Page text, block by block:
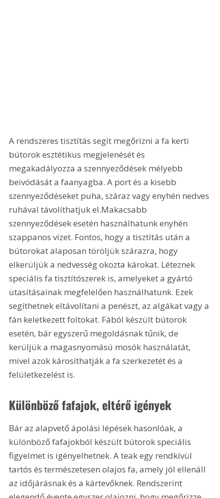
A rendszeres tisztítás segít megőrizni a fa kerti
bútorok esztétikus megjelenését és
megakadályozza a szennyeződések mélyebb
beivódását a faanyagba. A port és a kisebb
szennyeződéseket puha, száraz vagy enyhén nedves
ruhával távolíthatjuk el.Makacsabb
szennyeződések esetén használhatunk enyhén
szappanos vizet. Fontos, hogy a tisztítás után a
bútorokat alaposan töröljük szárazra, hogy
elkerüljük a nedvesség okozta károkat. Léteznek
speciális fa tisztítószerek is, amelyeket a gyártó
utasításainak megfelelően használhatunk. Ezek
segíthetnek eltávolítani a penészt, az algákat vagy a
fán keletkezett foltokat. Fából készült bútorok
esetén, bár egyszerű megoldásnak tűnik, de
kerüljük a magasnyomású mosók használatát,
mivel azok károsíthatják a fa szerkezetét és a
felületkezelést is.
Különböző fafajok, eltérő igények
Bár az alapvető ápolási lépések hasonlóak, a
különböző fafajokból készült bútorok speciális
figyelmet is igényelhetnek. A teak egy rendkívül
tartós és természetesen olajos fa, amely jól ellenáll
az időjárásnak és a kártevőknek. Rendszerint